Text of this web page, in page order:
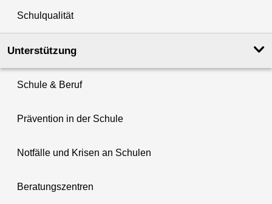
Schulqualität
Unterstützung
Schule & Beruf
Prävention in der Schule
Notfälle und Krisen an Schulen
Beratungszentren